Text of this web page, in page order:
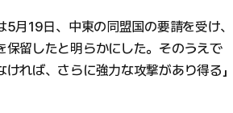
月19日、中東の同盟国の要請を受け、
保留したと明らかにした。そのうえで
ければ、さらに強力な攻撃があり得る